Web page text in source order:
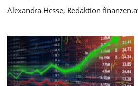
Alexandra Hesse, Redaktion